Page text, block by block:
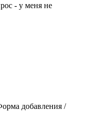
- у меня не
добавления /